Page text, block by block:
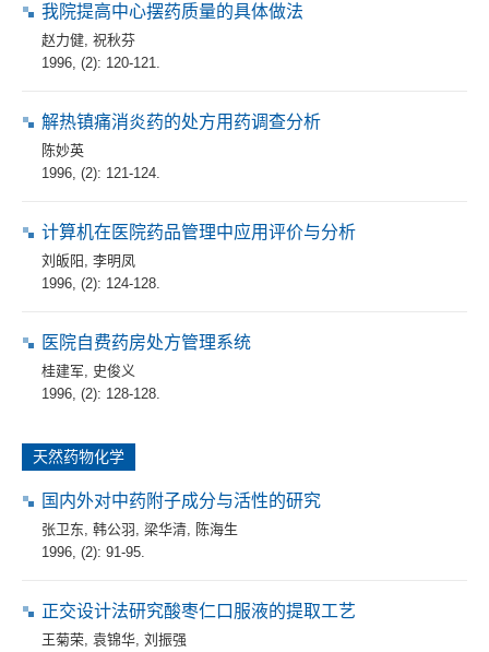
我院提高中心摆药质量的具体做法
赵力健 祝秋芬
1996, (2): 120-121.
解热镇痛消炎药的处方用药调查分析
陈妙英
1996, (2): 121-124.
计算机在医院药品管理中应用评价与分析
刘皈阳
李明凤
1996, (2): 124-128.
医院自费药房处方管理系统
桂建军
史俊义
1996, (2): 128-128.
天然药物化学
国内外对中药附子成分与活性的研究
张卫东 韩公羽 梁华清
陈海生
1996, (2): 91-95.
正交设计法研究酸枣仁口服液的提取工艺
王菊荣 袁锦华 刘振强